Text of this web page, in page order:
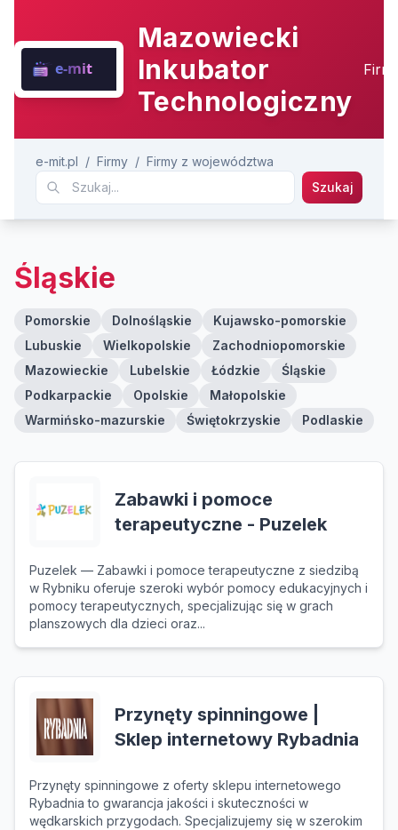
Mazowiecki
Inkubator
Technologiczny
e-mit.pl / Firmy / Firmy z województwa
Szukaj
Śląskie
Pomorskie Dolnośląskie
Kujawsko-pomorskie
Lubuskie
Wielkopolskie
Zachodniopomorskie
Mazowieckie
Lubelskie Łódzkie
Śląskie
Podkarpackie
Opolskie
Małopolskie
Warmińsko-mazurskie
Świętokrzyskie Podlaskie
Zabawki i pomoce
terapeutyczne - Puzelek
Puzelek — Zabawki i pomoce terapeutyczne z siedzibą
w Rybniku oferuje szeroki wybór pomocy edukacyjnych i
pomocy terapeutycznych, specjalizując się w grach
planszowych dla dzieci oraz...
Przynęty spinningowe |
Sklep internetowy Rybadnia
Przynęty spinningowe z oferty sklepu internetowego
Rybadnia to gwarancja jakości i skuteczności w
wędkarskich przygodach. Specjalizujemy się w szerokim